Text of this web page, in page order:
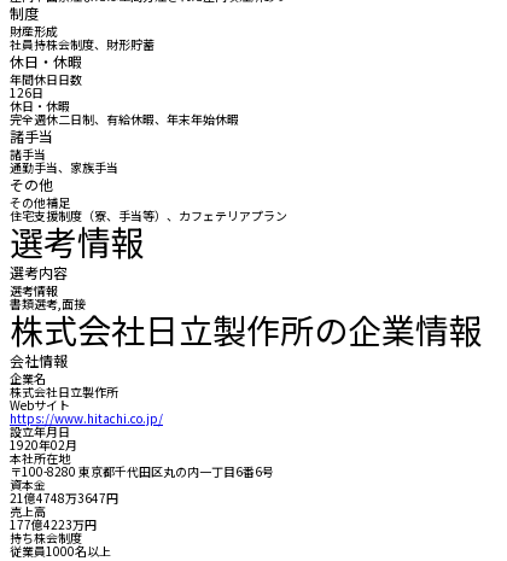
制度
財産形成
社員持株会制度、財形貯蓄
休日・休暇
年間休日日数
126日
休日・休暇
完全週休二日制、有給休暇、年末年始休暇
諸手当
諸手当
通勤手当、家族手当
その他
その他補足
住宅支援制度（寮、手当等）、カフェテリアプラン
選考情報
選考内容
選考情報
書類選考,面接
株式会社日立製作所の企業情報
会社情報
企業名
株式会社日立製作所
Webサイト
https://www.hitachi.co.jp/
設立年月日
1920年02月
本社所在地
〒100-8280 東京都千代田区丸の内一丁目6番6号
資本金
21億4748万3647円
売上高
177億4223万円
持ち株会制度
従業員1000名以上